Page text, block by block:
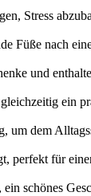
Stress
Füße nach
und
ein
dem
perfekt für
schönes